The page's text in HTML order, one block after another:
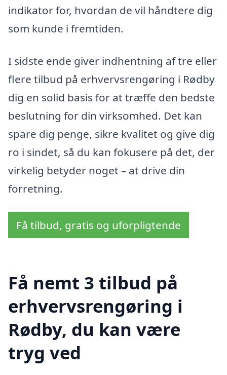
indikator for, hvordan de vil håndtere dig
som kunde i fremtiden.
I sidste ende giver indhentning af tre eller
flere tilbud på erhvervsrengøring i Rødby
dig en solid basis for at træffe den bedste
beslutning for din virksomhed. Det kan
spare dig penge, sikre kvalitet og give dig
ro i sindet, så du kan fokusere på det, der
virkelig betyder noget – at drive din
forretning.
Få tilbud, gratis og uforpligtende
Få nemt 3 tilbud på
erhvervsrengøring i
Rødby, du kan være
tryg ved